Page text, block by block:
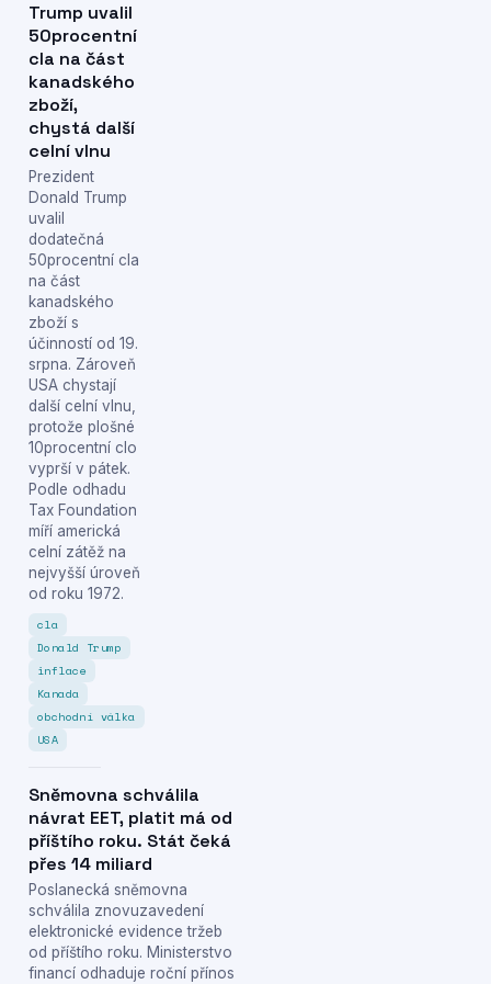
Trump uvalil
50procentní
cla na část
kanadského
zboží,
chystá další
celní vlnu
Prezident
Donald Trump
uvalil
dodatečná
50procentní cla
na část
kanadského
zboží s
účinností od 19.
srpna. Zároveň
USA chystají
další celní vlnu,
protože plošné
10procentní clo
vyprší v pátek.
Podle odhadu
Tax Foundation
míří americká
celní zátěž na
nejvyšší úroveň
od roku 1972.
cla
Donald Trump
inflace
Kanada
obchodní válka
USA
Sněmovna schválila
návrat EET, platit má od
příštího roku. Stát čeká
přes 14 miliard
Poslanecká sněmovna
schválila znovuzavedení
elektronické evidence tržeb
od příštího roku. Ministerstvo
financí odhaduje roční přínos